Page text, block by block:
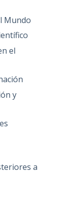
Mundo
el
y
a